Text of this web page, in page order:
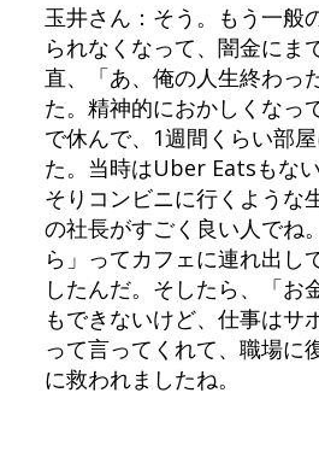
玉井さん：そう。もう一般
られなくなって、闇金にま
直、「あ、俺の人生終わっ
た。精神的におかしくなっ
で休んで、1週間くらい部
た。当時はUber Eatsもな
そりコンビニに行くような
の社長がすごく良い人でね
ら」ってカフェに連れ出し
したんだ。そしたら、「お
もできないけど、仕事はサ
って言ってくれて、職場に
に救われましたね。